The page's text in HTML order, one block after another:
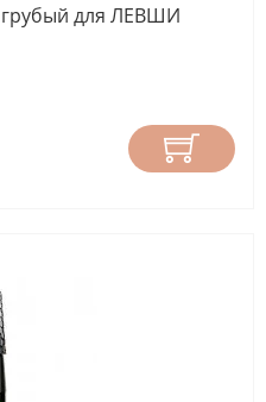
грубый для ЛЕВШИ